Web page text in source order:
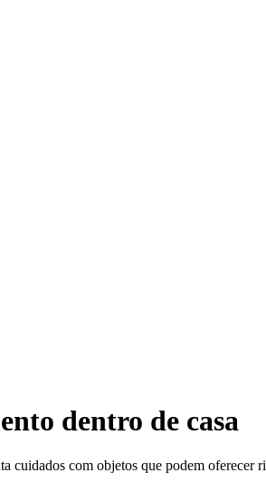
dentro de casa
cuidados com objetos que podem oferecer